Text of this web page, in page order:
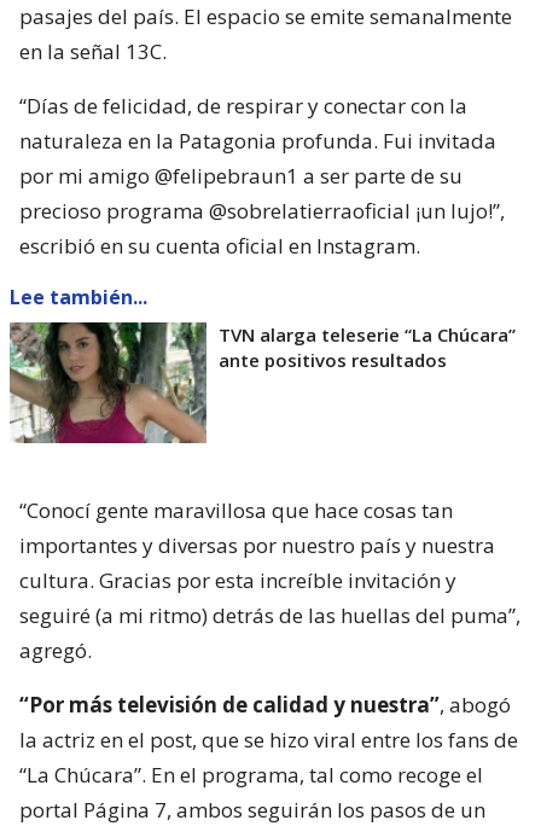
pasajes del país. El espacio se emite semanalmente
en la señal 13C.
“Días de felicidad, de respirar y conectar con la
naturaleza en la Patagonia profunda. Fui invitada
por mi amigo @felipebraun1 a ser parte de su
precioso programa @sobrelatierraoficial ¡un lujo!”,
escribió en su cuenta oficial en Instagram.
Lee también...
TVN alarga teleserie “La Chúcara”
ante positivos resultados
“Conocí gente maravillosa que hace cosas tan
importantes y diversas por nuestro país y nuestra
cultura. Gracias por esta increíble invitación y
seguiré (a mi ritmo) detrás de las huellas del puma”,
agregó.
“Por más televisión de calidad y nuestra”, abogó
la actriz en el post, que se hizo viral entre los fans de
“La Chúcara”. En el programa, tal como recoge el
portal Página 7, ambos seguirán los pasos de un